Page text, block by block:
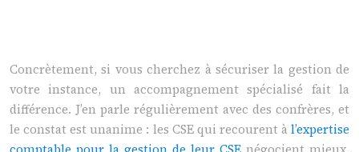
Concrètement, si vous cherchez à sécuriser la gestion de
votre instance, un accompagnement spécialisé fait la
différence. J’en parle régulièrement avec des confrères, et
le constat est unanime : les CSE qui recourent àl’expertise